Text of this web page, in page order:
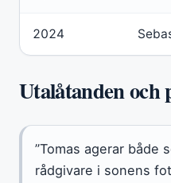
2024
Utalåtanden och
”Tomas agerar både
rådgivare i sonens